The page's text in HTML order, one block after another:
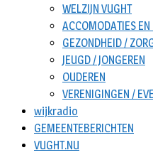
WELZIJN VUGHT
ACCOMODATIES EN
GEZONDHEID /
JEUGD / JONGEREN
OUDEREN
VERENIGINGEN /
wijkradio
GEMEENTEBERICHTEN
VUGHT.NU